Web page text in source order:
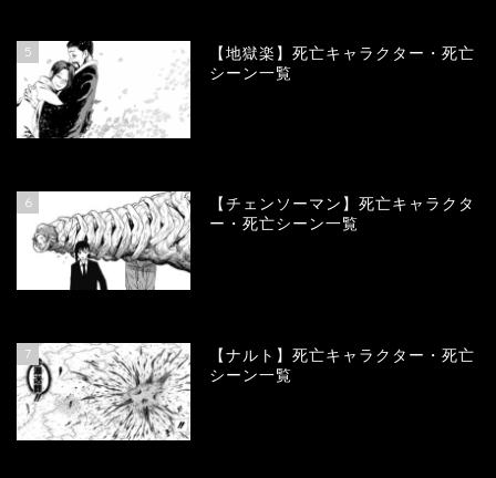
5
【地獄楽】死亡キャラクター・死亡
シーン一覧
6
【チェンソーマン】死亡キャラクタ
ー・死亡シーン一覧
7
【ナルト】死亡キャラクター・死亡
シーン一覧